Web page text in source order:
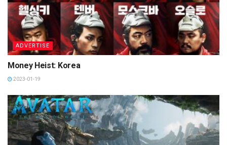
ADVERTISE
Money Heist: Korea
2023-01-19